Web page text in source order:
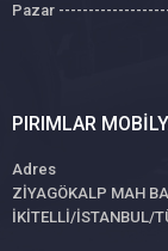
Pazar
PIRIMLAR
Adres
ZİYAGÖKALP MAH
İKİTELLİ/İSTANBUL/